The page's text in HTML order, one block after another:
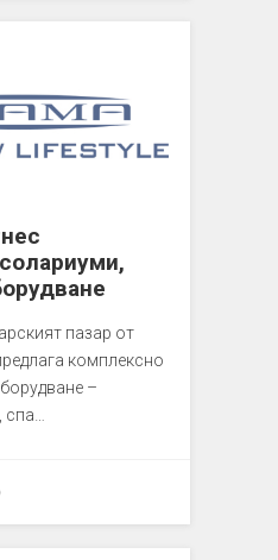
пазар от
комплексно
–